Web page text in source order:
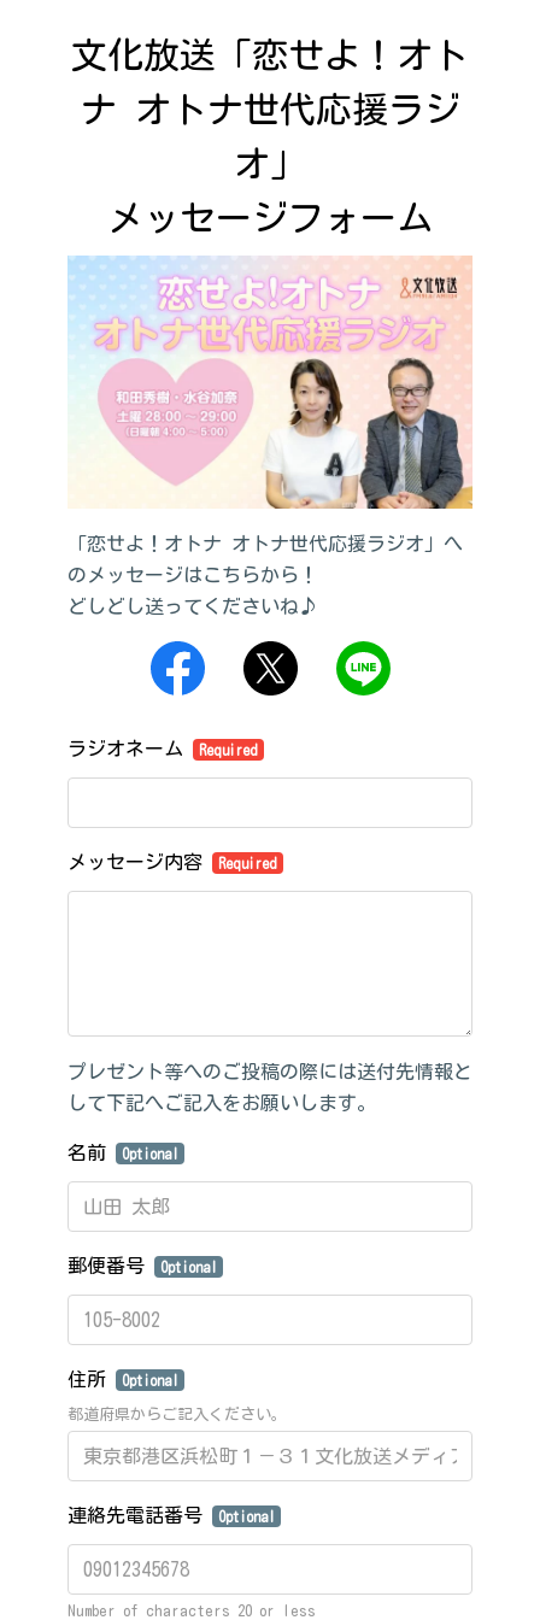
文化放送「恋せよ！オト
ナ オトナ世代応援ラジ
オ」
メッセージフォーム
「恋せよ！オトナ オトナ世代応援ラジオ」へ
のメッセージはこちらから！
どしどし送ってくださいね♪
ラジオネーム Required
メッセージ内容 Required
プレゼント等へのご投稿の際には送付先情報と
して下記へご記入をお願いします。
名前 Optional
郵便番号 Optional
住所 Optional
都道府県からご記入ください。
連絡先電話番号 Optional
Number of characters 20 or less